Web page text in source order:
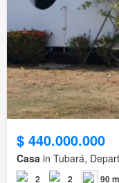
$ 440.000.000
Casa in Tubará,
2 2 90